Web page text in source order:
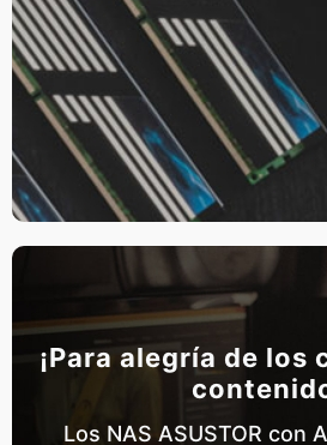
¡Para alegría de los
Los NAS ASUSTOR con